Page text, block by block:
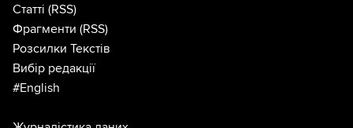
Статті (RSS)
Фрагменти (RSS)
Розсилки Текстів
Вибір редакції
#English